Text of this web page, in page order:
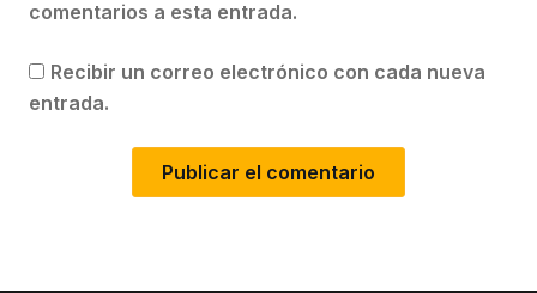
comentarios a esta entrada.
Recibir un correo electrónico con cada nueva
entrada.